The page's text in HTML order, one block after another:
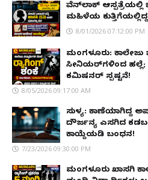
ವೆನ್‌ಲಾಕ್ ಆಸ್ಪತ್ರೆಯಲ್ಲಿ
ಮಹಿಳೆಯ ಕುತ್ತಿಗೆಯಲ್ಲಿದ್ದ
8/01/2026 07:12:00 PM
ಮಂಗಳೂರು:
ಸೀನಿಯರ್‌ಗಳಿಂದ ಹಲ್ಲೆ;
ಕಮಿಷನರ್ ಸ್ಪಷ್ಟನೆ!
8/05/2026 09:17:00 AM
ಸುಳ್ಯ: ಕಾಣೆಯಾಗಿದ್ದ
ದೌರ್ಜನ್ಯ ಎಸಗಿದ
ಕಾಯ್ದೆಯಡಿ ಬಂಧನ!
7/23/2026 09:30:00 PM
ಮಂಗಳೂರು ಖಾಸಗಿ